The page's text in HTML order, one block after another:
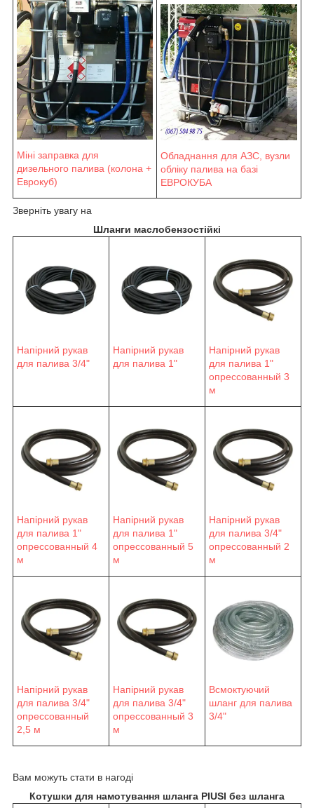
Міні заправка для
дизельного палива (колона +
Еврокуб)
Обладнання для АЗС, вузли
обліку палива на базі
ЕВРОКУБА
Зверніть увагу на
Шланги маслобензостійкі
Напірний рукав
для палива 3/4"
Напірний рукав
для палива 1"
Напірний рукав
для палива 1"
опрессованный 3
м
Напірний рукав
для палива 1"
опрессованный 4
м
Напірний рукав
для палива 1"
опрессованный 5
м
Напірний рукав
для палива 3/4"
опрессованный 2
м
Напірний рукав
для палива 3/4"
опрессованный
2,5 м
Напірний рукав
для палива 3/4"
опрессованный 3
м
Всмоктуючий
шланг для палива
3/4"
Вам можуть стати в нагоді
Котушки для намотування шланга PIUSI без шланга